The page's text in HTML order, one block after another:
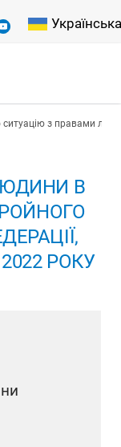
Select your
Українська
ситуацію з правами
В
РОКУ